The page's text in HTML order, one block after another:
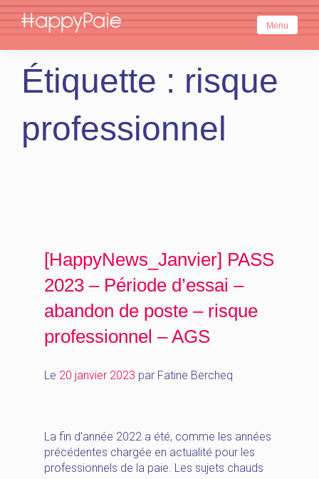
Menu
Étiquette : risque
professionnel
[HappyNews_Janvier] PASS
2023 – Période d’essai –
abandon de poste – risque
professionnel – AGS
Le 20 janvier 2023 par Fatine Bercheq
La fin d’année 2022 a été, comme les années
précédentes chargée en actualité pour les
professionnels de la paie. Les sujets chauds